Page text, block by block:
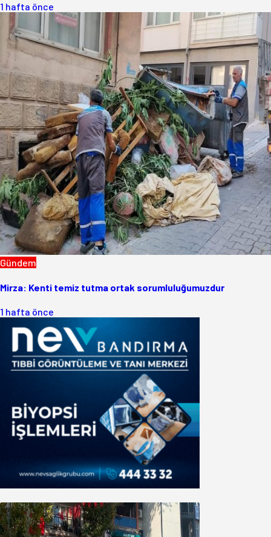
1 hafta önce
Gündem
Mirza: Kenti temiz tutma ortak sorumluluğumuzdur
1 hafta önce